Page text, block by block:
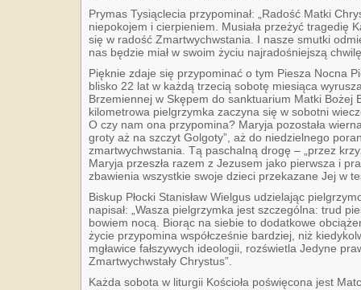
Prymas Tysiąclecia przypominał: „Radość Matki
niepokojem i cierpieniem. Musiała przeżyć tragedię
się w radość Zmartwychwstania. I nasze smutki
nas będzie miał w swoim życiu najradośniejszą
Pięknie zdaje się przypominać o tym Piesza Nocna
blisko 22 lat w każdą trzecią sobotę miesiąca
Brzemiennej w Skępem do sanktuarium Matki Bożej
kilometrowa pielgrzymka zaczyna się w sobotni
O czy nam ona przypomina? Maryja pozostała
groty aż na szczyt Golgoty”, aż do niedzielnego
zmartwychwstania. Tą paschalną drogę – „przez
Maryja przeszła razem z Jezusem jako pierwsza i
zbawienia wszystkie swoje dzieci przekazane Jej w
Biskup Płocki Stanisław Wielgus udzielając
napisał: „Wasza pielgrzymka jest szczególna: trud
bowiem nocą. Biorąc na siebie to dodatkowe
życie przypomina współcześnie bardziej, niż
mgławice fałszywych ideologii, rozświetla Jedyne
Zmartwychwstały Chrystus”.
Każda sobota w liturgii Kościoła poświęcona jest